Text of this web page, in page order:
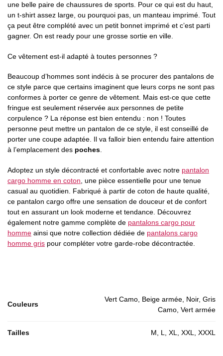
une belle paire de chaussures de sports. Pour ce qui est du haut,
un t-shirt assez large, ou pourquoi pas, un manteau imprimé. Tout
ça peut être complété avec un petit bonnet imprimé et c’est parti
gagner. On est ready pour une grosse sortie en ville.
Ce vêtement est-il adapté à toutes personnes ?
Beaucoup d’hommes sont indécis à se procurer des pantalons de
ce style parce que certains imaginent que leurs corps ne sont pas
conformes à porter ce genre de vêtement. Mais est-ce que cette
fringue est seulement réservée aux personnes de petite
corpulence ? La réponse est bien entendu : non ! Toutes
personne peut mettre un pantalon de ce style, il est conseillé de
porter une coupe adaptée. Il va falloir bien entendu faire attention
à l’emplacement des poches
Adoptez un style décontracté et confortable avec notre pantalon
cargo homme en coton , une pièce essentielle pour une tenue
casual au quotidien. Fabriqué à partir de coton de haute qualité,
ce pantalon cargo offre une sensation de douceur et de confort
tout en assurant un look moderne et tendance. Découvrez
également notre gamme complète de pantalons cargo pour
homme ainsi que notre collection dédiée de pantalons cargo
homme gris pour compléter votre garde-robe décontractée.
Couleurs
Vert Camo, Beige armée, Noir, Gris
Camo, Vert armée
Tailles M, L, XL, XXL, XXXL